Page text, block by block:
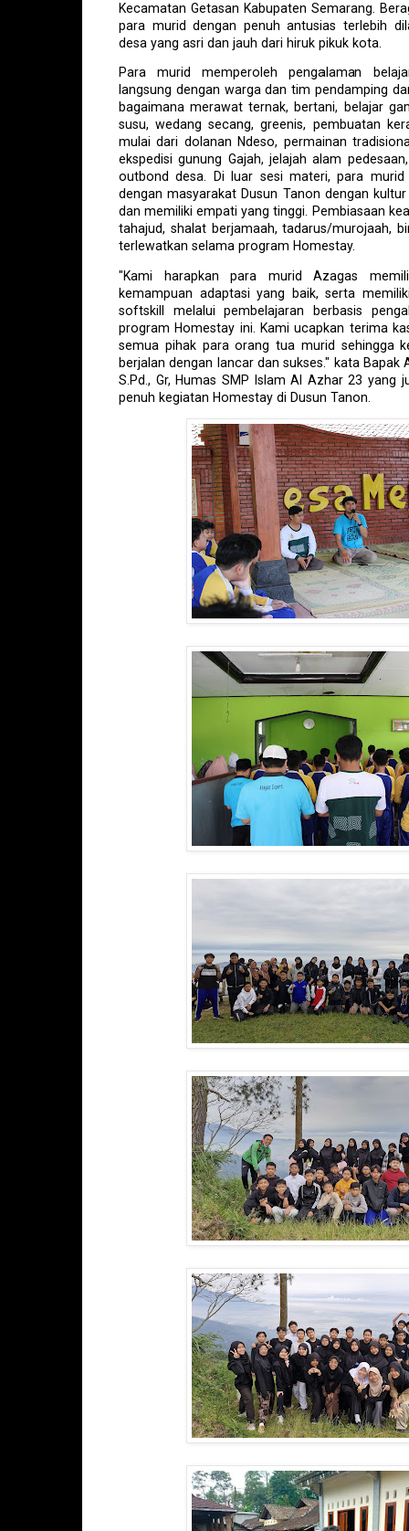
Kecamatan Getasan Kabupaten Semarang.
para murid dengan penuh antusias terlebih
desa yang asri dan jauh dari hiruk pikuk kota.
Para murid memperoleh pengalaman
langsung dengan warga dan tim pendamping
bagaimana merawat ternak, bertani, belajar
susu, wedang secang, greenis, pembuatan
mulai dari dolanan Ndeso, permainan
ekspedisi gunung Gajah, jelajah alam
outbond desa. Di luar sesi materi, para murid
dengan masyarakat Dusun Tanon dengan
dan memiliki empati yang tinggi. Pembiasaan
tahajud, shalat berjamaah, tadarus/murojaah,
terlewatkan selama program Homestay.
"Kami harapkan para murid Azagas
kemampuan adaptasi yang baik, serta
softskill melalui pembelajaran berbasis
program Homestay ini. Kami ucapkan terima
semua pihak para orang tua murid sehingga
berjalan dengan lancar dan sukses." kata Bapak
S.Pd., Gr, Humas SMP Islam Al Azhar 23 yang
penuh kegiatan Homestay di Dusun Tanon.